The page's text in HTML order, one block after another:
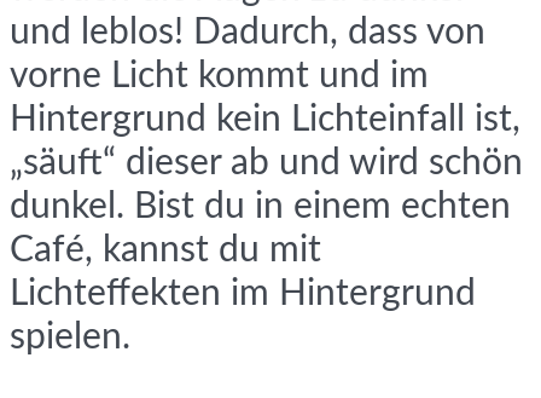
und leblos! Dadurch, dass von
vorne Licht kommt und im
Hintergrund kein Lichteinfall ist,
„säuft“ dieser ab und wird schön
dunkel. Bist du in einem echten
Café, kannst du mit
Lichteffekten im Hintergrund
spielen.